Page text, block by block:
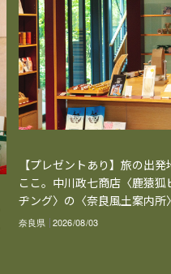
【プレゼントあり】旅の出発
ここ。中川政七商店〈鹿猿狐
ヂング〉の〈奈良風土案内所
奈良県 2026/08/03